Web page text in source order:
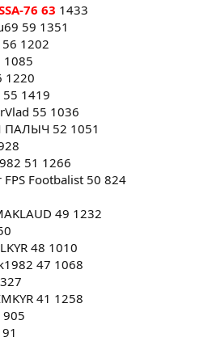
76 63 1433
59 1351
1202
1085
1220
55 1419
55 1036
ПАЛЫЧ 52 1051
51 1266
Footbalist 50 824
49 1232
48 1010
47 1068
41 1258
905